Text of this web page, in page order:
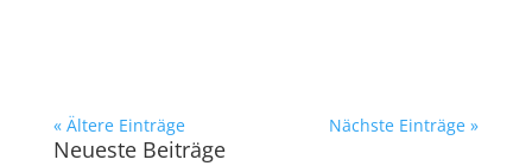
« Ältere Einträge Nächste Einträge »
Neueste Beiträge